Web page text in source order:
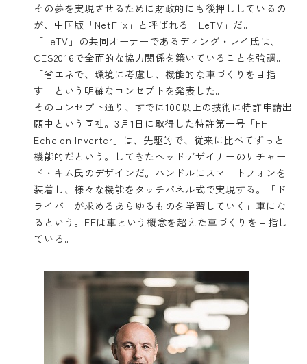
その夢を実現させるために財政的にも後押ししているの
が、中国版「NetFlix」と呼ばれる「LeTV」だ。
「LeTV」の共同オーナーであるディング・レイ氏は、
CES2016で全面的な協力関係を築いていることを強調。
「省エネで、環境に考慮し、機能的な車づくりを目指
す」という明確なコンセプトを発表した。
そのコンセプト通り、すでに100以上の技術に特許申請出
願中という同社。3月1日に取得した特許第一号「FF
Echelon Inverter」は、先駆的で、従来に比べてずっと
機能的だという。してきたヘッドデザイナーのリチャー
ド・キム氏のデザインだ。ハンドルにスマートフォンを
装着し、様々な機能をタッチパネル式で実現する。「ド
ライバーが求めるあらゆるものを学習していく」車にな
るという。FFは車という概念を超えた車づくりを目指し
ている。